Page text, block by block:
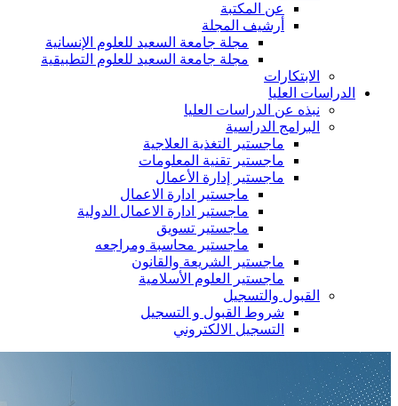
عن المكتبة
أرشيف المجلة
مجلة جامعة السعيد للعلوم الإنسانية
مجلة جامعة السعيد للعلوم التطبيقية
الابتكارات
الدراسات العليا
نبذه عن الدراسات العليا
البرامج الدراسية
ماجستير التغذية العلاجية
ماجستير تقنية المعلومات
ماجستير إدارة الأعمال
ماجستير ادارة الاعمال
ماجستير ادارة الاعمال الدولية
ماجستير تسويق
ماجستير محاسبة ومراجعه
ماجستير الشريعة والقانون
ماجستير العلوم الأسلامية
القبول والتسجيل
شروط القبول و التسجيل
التسجيل الالكتروني